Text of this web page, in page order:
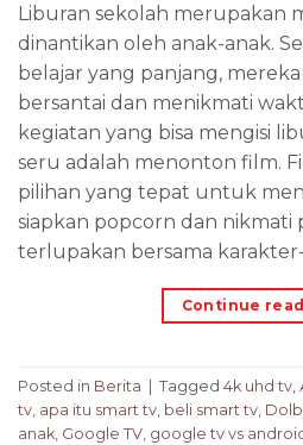
Liburan sekolah merupakan
dinantikan oleh anak-anak.
belajar yang panjang,
bersantai dan menikmati
kegiatan yang bisa mengisi
seru adalah menonton film.
pilihan yang tepat untuk
siapkan popcorn dan
terlupakan bersama
Continue
Posted in Berita Tagged 4k uhd tv,
tv, apa itu smart tv, beli smart tv,
anak, Google TV, google tv vs